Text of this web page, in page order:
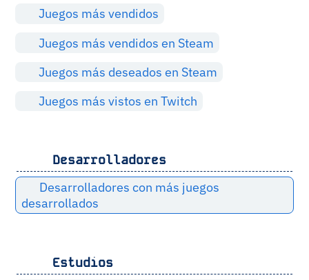
Juegos más vendidos
Juegos más vendidos en Steam
Juegos más deseados en Steam
Juegos más vistos en Twitch
Desarrolladores
Desarrolladores con más juegos
desarrollados
Estudios